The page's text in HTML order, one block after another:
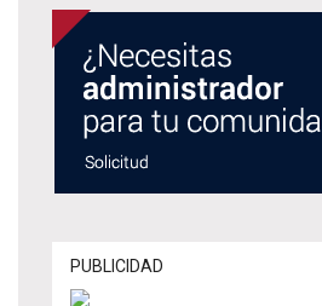
PUBLICIDAD